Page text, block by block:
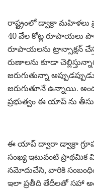
రాష్ట్రంలో డ్వాక్రా మహిళలు
40 వేల కోట్ల రూపాయలు
రూపాయలను ట్రాన్సాక్షన్
రుణాలను కూడా
జరుగుతున్నా
జరుగుతూనే ఉన్నాయి.
ప్రభుత్వం ఈ యాప్ ను
ఈ యాప్ ద్వారా డ్వాక్రా
సంఖ్య ఇటువంటి ప్రాథమిక
నమోదుచేసి, వారికి
ఇలా ప్రతీది తేదీలతో సహా